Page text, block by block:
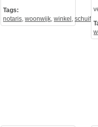
Tags:
notaris, woonwijk, winkel , schuifpui